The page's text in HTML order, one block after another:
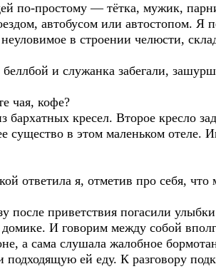
по-простому — тётка, мужик,
автобусом или автостопом. Я
в строении челюсти,
и служанка забегали,
чая, кофе?
кресел. Второе кресло
существо в этом маленьком отеле.
ответила я, отметив про себя, что
приветствия погасили
И говорим между собой
а сама слушала жалобное
подходящую ей еду. К разговору